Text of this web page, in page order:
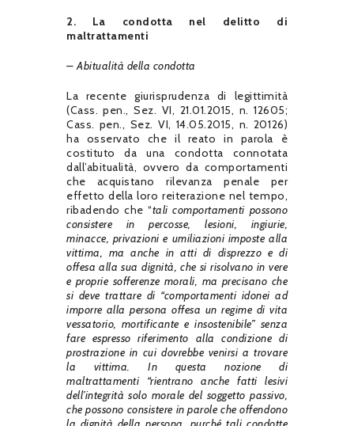
2. La condotta nel delitto di
maltrattamenti
– Abitualità della condotta
La recente giurisprudenza di legittimità
(Cass. pen., Sez. VI, 21.01.2015, n. 12605;
Cass. pen., Sez. VI, 14.05.2015, n. 20126)
ha osservato che il reato in parola è
costituto da una condotta connotata
dall’abitualità, ovvero da comportamenti
che acquistano rilevanza penale per
effetto della loro reiterazione nel tempo,
ribadendo che “tali comportamenti possono
consistere in percosse, lesioni, ingiurie,
minacce, privazioni e umiliazioni imposte alla
vittima, ma anche in atti di disprezzo e di
offesa alla sua dignità, che si risolvano in vere
e proprie sofferenze morali, ma precisano che
si deve trattare di “comportamenti idonei ad
imporre alla persona offesa un regime di vita
vessatorio, mortificante e insostenibile” senza
fare espresso riferimento alla condizione di
prostrazione in cui dovrebbe venirsi a trovare
la vittima. In questa nozione di
maltrattamenti “rientrano anche fatti lesivi
dell’integrità solo morale del soggetto passivo,
che possono consistere in parole che offendono